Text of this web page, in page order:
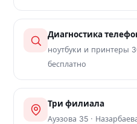
Диагностика
ноутбуки и принтеры
бесплатно
Три филиала
Ауэзова 35 ·